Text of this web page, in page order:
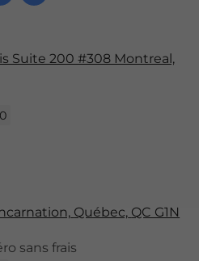
Québec, QC G1N
sans frais
Suite 200 #308 Montreal,